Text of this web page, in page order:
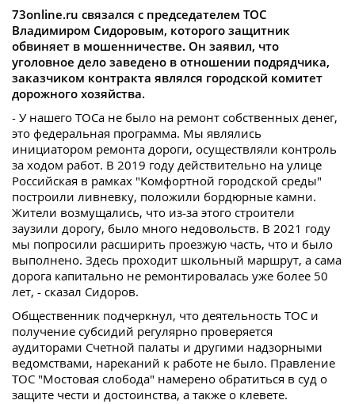
73online.ru связался с председателем ТОС
Владимиром Сидоровым, которого защитник
обвиняет в мошенничестве. Он заявил, что
уголовное дело заведено в отношении подрядчика,
заказчиком контракта являлся городской комитет
дорожного хозяйства.
- У нашего ТОСа не было на ремонт собственных денег,
это федеральная программа. Мы являлись
инициатором ремонта дороги, осуществляли контроль
за ходом работ. В 2019 году действительно на улице
Российская в рамках "Комфортной городской среды"
построили ливневку, положили бордюрные камни.
Жители возмущались, что из-за этого строители
заузили дорогу, было много недовольств. В 2021 году
мы попросили расширить проезжую часть, что и было
выполнено. Здесь проходит школьный маршрут, а сама
дорога капитально не ремонтировалась уже более 50
лет, - сказал Сидоров.
Общественник подчеркнул, что деятельность ТОС и
получение субсидий регулярно проверяется
аудиторами Счетной палаты и другими надзорными
ведомствами, нареканий к работе не было. Правление
ТОС "Мостовая слобода" намерено обратиться в суд о
защите чести и достоинства, а также о клевете.